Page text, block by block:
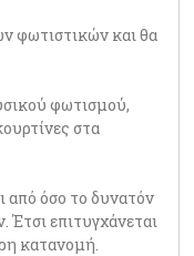
φωτιστικών και θα
φωτισμού,
στα
από όσο το δυνατόν
επιτυγχάνεται
κατανομή.